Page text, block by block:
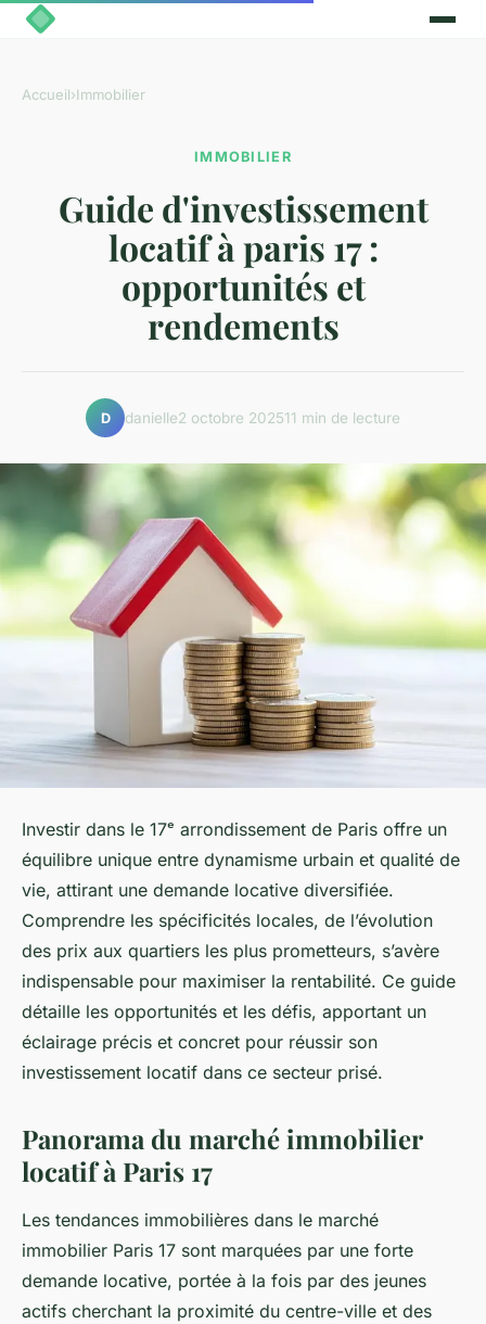
Accueil›Immobilier
IMMOBILIER
Guide d'investissement
locatif à paris 17 :
opportunités et
rendements
D danielle2 octobre 202511 min de lecture
Investir dans le 17ᵉ arrondissement de Paris offre un
équilibre unique entre dynamisme urbain et qualité de
vie, attirant une demande locative diversifiée.
Comprendre les spécificités locales, de l’évolution
des prix aux quartiers les plus prometteurs, s’avère
indispensable pour maximiser la rentabilité. Ce guide
détaille les opportunités et les défis, apportant un
éclairage précis et concret pour réussir son
investissement locatif dans ce secteur prisé.
Panorama du marché immobilier
locatif à Paris 17
Les tendances immobilières dans le marché
immobilier Paris 17 sont marquées par une forte
demande locative, portée à la fois par des jeunes
actifs cherchant la proximité du centre-ville et des